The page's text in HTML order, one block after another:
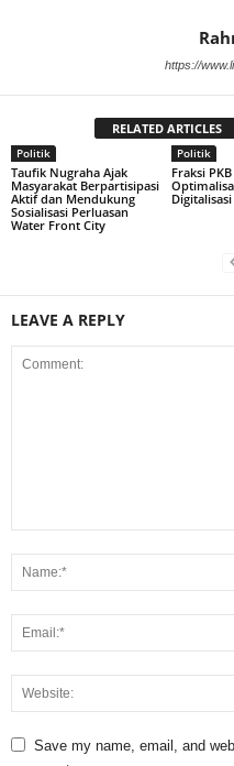
https://
RELATED ARTICLES
Politik
Taufik Nugraha Ajak
Masyarakat Berpartisipasi
Aktif dan Mendukung
Sosialisasi Perluasan
Water Front City
Politik
Fraksi
LEAVE A REPLY
Save my name, email, and